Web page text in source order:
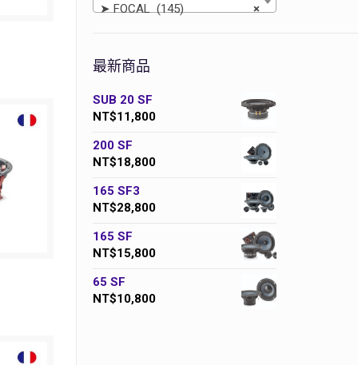
×
➤ FOCAL (145)
最新商品
SUB 20 SF
NT$11,800
200 SF
NT$18,800
165 SF3
NT$28,800
165 SF
NT$15,800
65 SF
NT$10,800